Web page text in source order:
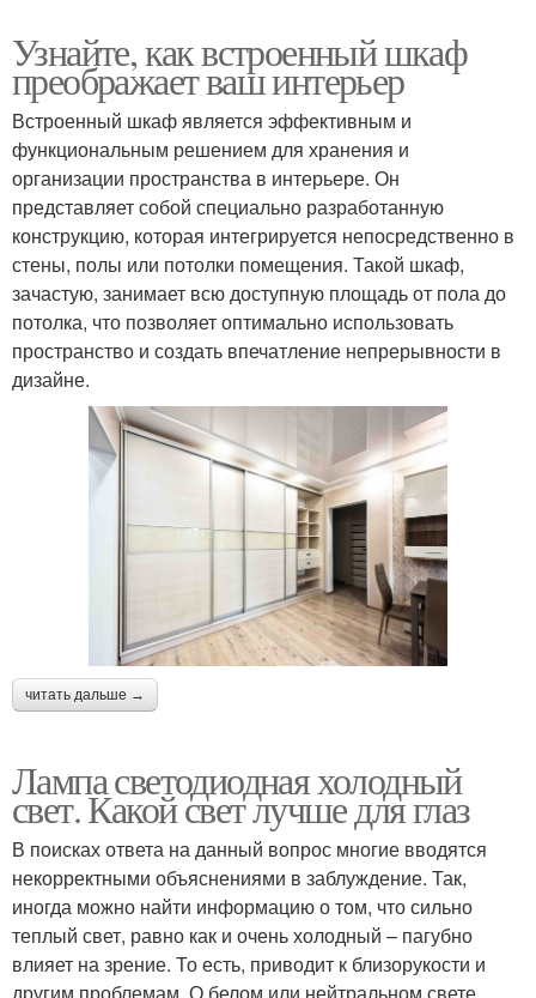
Узнайте, как встроенный шкаф
преображает ваш интерьер
Встроенный шкаф является эффективным и
функциональным решением для хранения и
организации пространства в интерьере. Он
представляет собой специально разработанную
конструкцию, которая интегрируется непосредственно в
стены, полы или потолки помещения. Такой шкаф,
зачастую, занимает всю доступную площадь от пола до
потолка, что позволяет оптимально использовать
пространство и создать впечатление непрерывности в
дизайне.
читать дальше →
Лампа светодиодная холодный
свет. Какой свет лучше для глаз
В поисках ответа на данный вопрос многие вводятся
некорректными объяснениями в заблуждение. Так,
иногда можно найти информацию о том, что сильно
теплый свет, равно как и очень холодный – пагубно
влияет на зрение. То есть, приводит к близорукости и
другим проблемам. О белом или нейтральном свете